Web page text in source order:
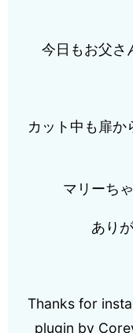
今日もお父
カット中も扉か
マリーち
あり
Thanks for
plugin by